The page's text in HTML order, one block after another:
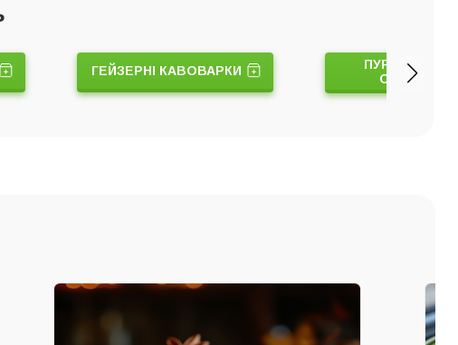
ГЕЙЗЕРНІ КАВОВАРКИ
ПУРОВЕРИ
СЕРВЕРИ